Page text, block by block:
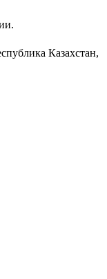
Казахстан,